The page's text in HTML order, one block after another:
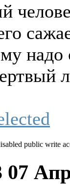
надо
public write
07